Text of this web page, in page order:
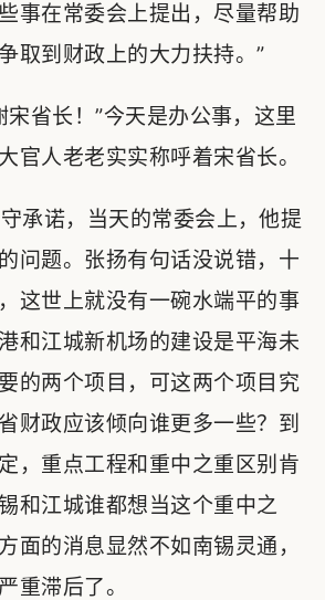
事在常委会上提出，尽量帮助
取到财政上的大力扶持。”
省长！”今天是办公事，这里
官人老老实实称呼着宋省长。
承诺，当天的常委会上，他提
问题。张扬有句话没说错，十
这世上就没有一碗水端平的事
和江城新机场的建设是平海未
的两个项目，可这两个项目究
财政应该倾向谁更多一些？到
，重点工程和重中之重区别肯
和江城谁都想当这个重中之
面的消息显然不如南锡灵通，
重滞后了。